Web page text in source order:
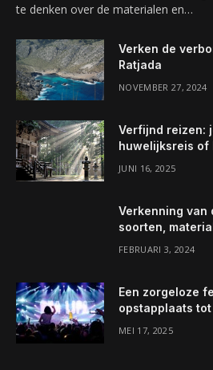
te denken over de materialen en…
Verken de
Ratjada
NOVEMBER 27, 2024
Verfijnd reizen:
huwelijksreis of
JUNI 16, 2025
Verkenning van
soorten,
FEBRUARI 3, 2024
Een zorgeloze
opstapplaats
MEI 17, 2025